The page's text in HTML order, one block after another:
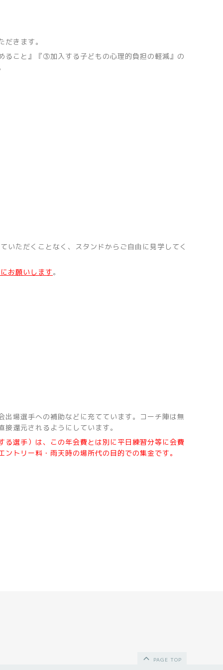
きます。
こと』『③加入する子どもの心理的負担の軽減』の
いただくことなく、スタンドからご自由に見学してく
お願いします。
場選手への補助などに充てています。コーチ陣は無
還元されるようにしています。
選手）は、この年会費とは別に平日練習分等に会費
トリー料・雨天時の場所代の目的での集金です。
PAGE TOP